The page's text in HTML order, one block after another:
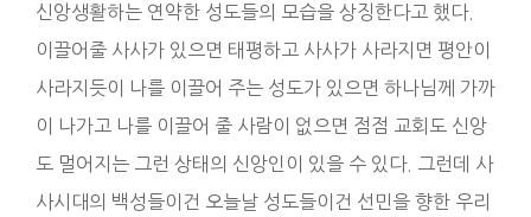
신앙생활하는 연약한 성도들의 모습을 상징한다고 했다.
이끌어줄 사사가 있으면 태평하고 사사가 사라지면 평안이
사라지듯이 나를 이끌어 주는 성도가 있으면 하나님께 가까
이 나가고 나를 이끌어 줄 사람이 없으면 점점 교회도 신앙
도 멀어지는 그런 상태의 신앙인이 있을 수 있다. 그런데 사
사시대의 백성들이건 오늘날 성도들이건 선민을 향한 우리